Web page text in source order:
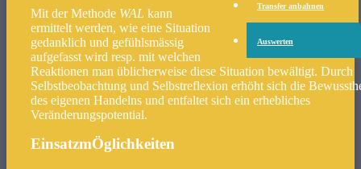
Transfer anbahnen
Auswerten
Mit der Methode WAL kann
ermittelt werden, wie eine Situation
gedanklich und gefühlsmässig
aufgefasst wird resp. mit welchen
Reaktionen man üblicherweise diese Situation bewältigt. Durch
Selbstbeobachtung und Selbstreflexion erhöht sich die
des eigenen Handelns und entfaltet sich ein erhebliches
Veränderungspotential.
EinsatzmÖglichkeiten